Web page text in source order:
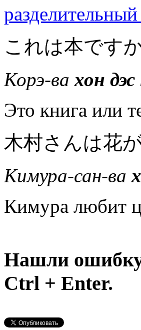
これは本です
Корэ-вахон
Это книга или
木村さんは花
Кимура-сан-ва
Кимура любит
Нашли ошибку
Ctrl + Enter.